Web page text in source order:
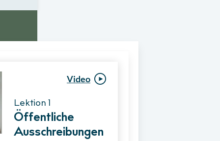
Video
Lektion 1
Öffentliche
AusschreibungenVergabeverfahre